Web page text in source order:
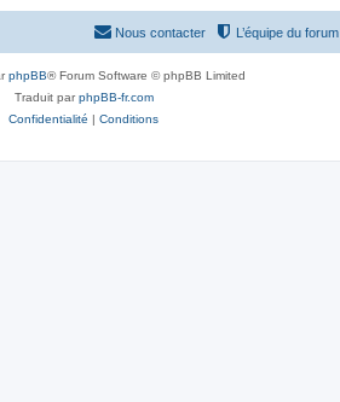
L’équipe du forum
Nous contacter
phpBB® Forum Software © phpBB Limited
Traduit parphpBB-fr.com
Confidentialité | Conditions